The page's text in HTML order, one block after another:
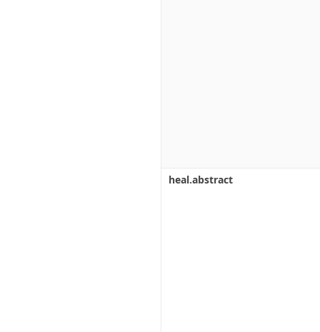
heal.abstract